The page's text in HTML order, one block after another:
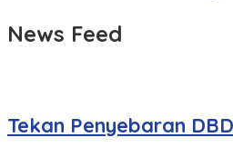
News Feed
Tekan Penyebaran